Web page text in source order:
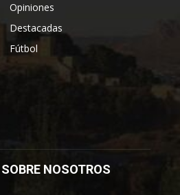
Opiniones
Destacadas
Fútbol
SOBRE NOSOTROS